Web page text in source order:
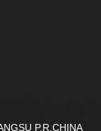
P.R.CHINA